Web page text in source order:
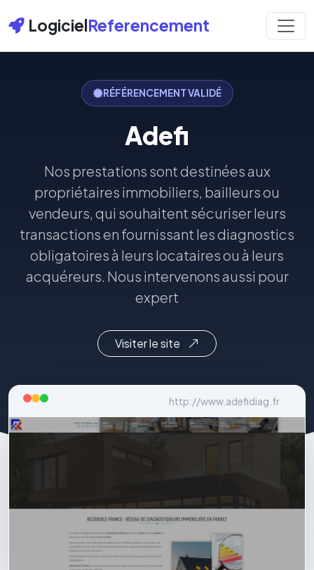
LogicielReferencement
RÉFÉRENCEMENT VALIDÉ
Adefi
Nos prestations sont destinées aux
propriétaires immobiliers, bailleurs ou
vendeurs, qui souhaitent sécuriser leurs
transactions en fournissant les diagnostics
obligatoires à leurs locataires ou à leurs
acquéreurs. Nous intervenons aussi pour
expert
Visiter le site
http://www.adefidiag.fr